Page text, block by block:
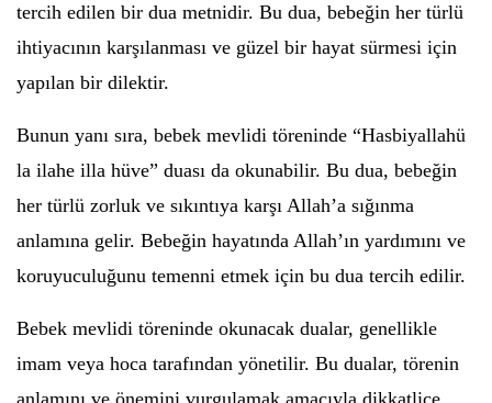
tercih edilen bir dua metnidir. Bu dua, bebeğin her türlü
ihtiyacının karşılanması ve güzel bir hayat sürmesi için
yapılan bir dilektir.
Bunun yanı sıra, bebek mevlidi töreninde “Hasbiyallahü
la ilahe illa hüve” duası da okunabilir. Bu dua, bebeğin
her türlü zorluk ve sıkıntıya karşı Allah’a sığınma
anlamına gelir. Bebeğin hayatında Allah’ın yardımını ve
koruyuculuğunu temenni etmek için bu dua tercih edilir.
Bebek mevlidi töreninde okunacak dualar, genellikle
imam veya hoca tarafından yönetilir. Bu dualar, törenin
anlamını ve önemini vurgulamak amacıyla dikkatlice